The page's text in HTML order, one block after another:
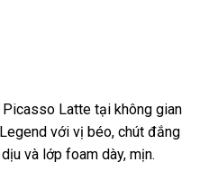
Picasso Latte tại không gian
với vị béo, chút đắng
và lớp foam dày, mịn.